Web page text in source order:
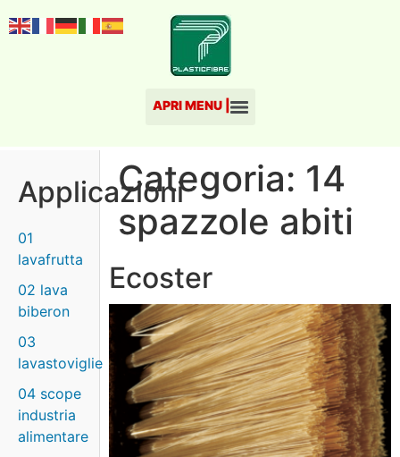
Applicazioni
01
lavafrutta
02 lava
biberon
03
lavastoviglie
04 scope
industria
alimentare
Categoria: 14
spazzole abiti
Ecoster